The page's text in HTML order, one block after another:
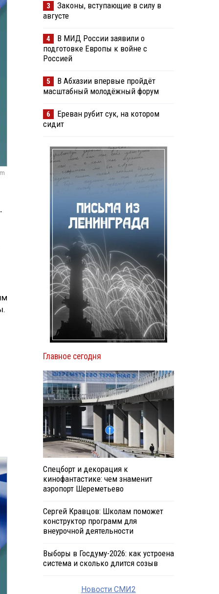
3
Законы, вступающие в силу в
августе
4
В МИД России заявили о
подготовке Европы к войне с
Россией
5
В Абхазии впервые пройдёт
масштабный молодёжный форум
6
Ереван рубит сук, на котором
сидит
Главное сегодня
Спецборт и декорация к
кинофантастике: чем знаменит
аэропорт Шереметьево
Сергей Кравцов: Школам поможет
конструктор программ для
внеурочной деятельности
Выборы в Госдуму-2026: как устроена
система и сколько длится созыв
Новости СМИ2